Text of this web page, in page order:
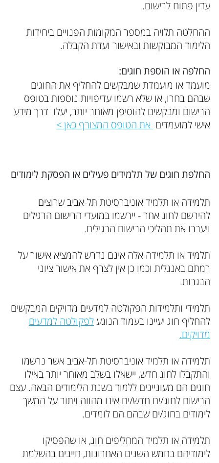
עדין פתוח לרישום.
ההחלטה תלויה במספר המקומות הפנויים ביחידות
הלימוד המבוקשות ובאישור ועדת הקבלה.
החלפה או הוספת חוגים:
מועמד או מועמדת שמבקשים להחליף את החוגים
שבהם בחרו, או שלא רשמו עדיפויות נוספות בטופס
הרישום ומבקשים להוסיפן מאוחר יותר, יעלו דרך מידע
אישי למועמדים את הטופס המצורף כאן >
החלפת חוגים של תלמידים פעילים או הפסקת לימודים
תלמידה או תלמיד אוניברסיטת תל-אביב שרוצים
להירשם לחוג אחר - יירשמו במועדי הרישום הרגילים
ויעברו את תהליכי הרישום הרגילים.
תלמיד או תלמידה אלה אינם נדרש להמציא אישור על
רמתם באנגלית וכמו כן אין לצרף את אישור ציוני
הבגרות.
תלמידי ותלמידות הפקולטה למדעים מדויקים המבקשים
להחליף חוג יעיינו בעמוד הנוגעלפקולטה למדעים
מדויקים.
תלמידה או תלמיד אוניברסיטת תל-אביב אשר נרשמו
והתקבלו לחוג חדש, יישאלו בשלב מאוחר יותר באילו
חוגים הם מעוניינים ללמוד בשנת הלימודים הבאה. עצם
הרישום לחוג/ים חדש/ים אינו מהווה ויתור על המשך
לימודים בחוג/ים שבהם הם לומדים.
תלמידה או תלמיד המחליפים חוג, או שהפסיקו
לימודיהם בחמש השנים האחרונות, חייבים בהשלמת